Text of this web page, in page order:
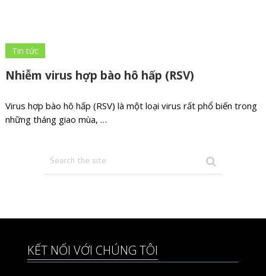
Nhiễm virus hợp bào hô hấp (RSV)
Tin tức
Virus hợp bào hô hấp (RSV) là một loại virus rất phổ biến trong
những tháng giao mùa, …
KẾT NỐI VỚI CHÚNG TÔI